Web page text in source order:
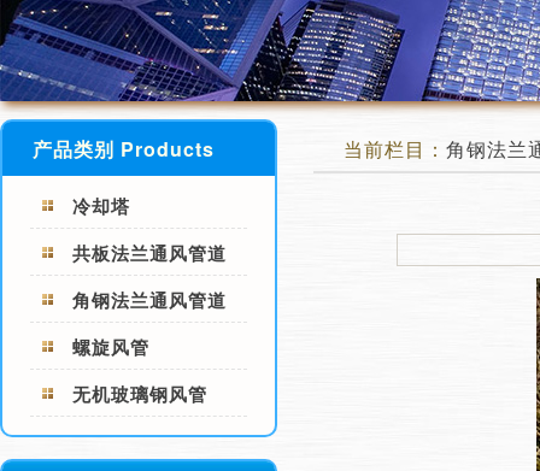
产品类别 Products
冷却塔
共板法兰通风管道
角钢法兰通风管道
螺旋风管
无机玻璃钢风管
当前栏目： 角钢法兰